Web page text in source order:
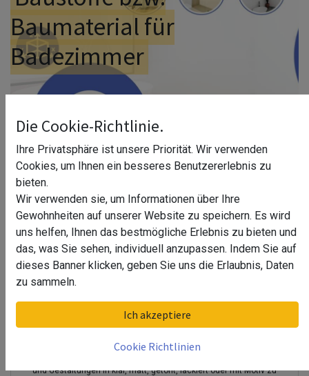
Baumaterial für
Badezimmer
ESG Glas für Bad & Duschtrennwand
und Gestaltungen in klar, matt, getönt, lackiert oder mit Motiv zu
Die Cookie-Richtlinie.
Ihre Privatsphäre ist unsere Priorität. Wir verwenden
Cookies, um Ihnen ein besseres Benutzererlebnis zu
bieten.
Wir verwenden sie, um Informationen über Ihre
Gewohnheiten auf unserer Website zu speichern. Es wird
uns helfen, Ihnen das bestmögliche Erlebnis zu bieten und
das, was Sie sehen, individuell anzupassen. Indem Sie auf
dieses Banner klicken, geben Sie uns die Erlaubnis, Daten
zu sammeln.
Ich akzeptiere
Cookie Richtlinien